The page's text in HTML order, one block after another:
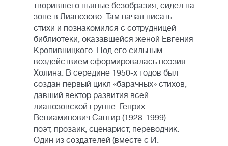
творившего пьяные безобразия, сидел на
зоне в Лианозово. Там начал писать
стихи и познакомился с сотрудницей
библиотеки, оказавшейся женой Евгения
Кропивницкого. Под его сильным
воздействием сформировалась поэзия
Холина. В середине 1950-х годов был
создан первый цикл «барачных» стихов,
давший вектор развития всей
лианозовской группе. Генрих
Вениаминович Сапгир (1928-1999) —
поэт, прозаик, сценарист, переводчик.
Один из создателей (вместе с И.